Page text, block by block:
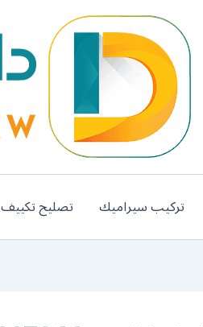
تركيب سيراميك تصليح تكييف